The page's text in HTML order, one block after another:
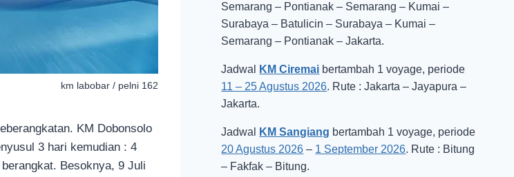
km labobar / pelni 162
KM Dobonsolo
3 hari kemudian : 4
Besoknya, 9 Juli
Semarang – Pontianak – Semarang – Kumai –
Surabaya – Batulicin – Surabaya – Kumai –
Semarang – Pontianak – Jakarta.
Jadwal KM Ciremai bertambah 1 voyage, periode
11 – 25 Agustus 2026. Rute : Jakarta – Jayapura –
Jakarta.
Jadwal KM Sangiang bertambah 1 voyage, periode
20 Agustus 2026 – 1 September 2026. Rute : Bitung
– Fakfak – Bitung.